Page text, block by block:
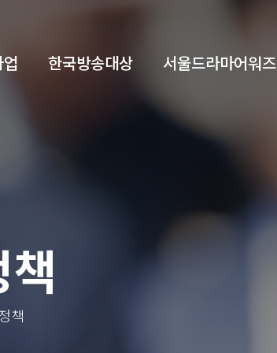
한국방송대상 서울드라마어워즈
책